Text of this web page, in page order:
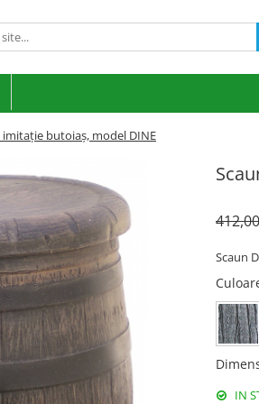
imitație butoiaș, model DINE
Scaun
IN